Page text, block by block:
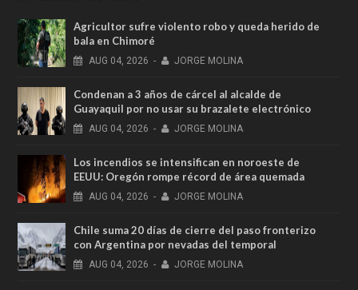
Agricultor sufre violento robo y queda herido de
bala en Chimoré
AUG 04, 2026 - JORGE MOLINA
Condenan a 3 años de cárcel al alcalde de
Guayaquil por no usar su brazalete electrónico
AUG 04, 2026 - JORGE MOLINA
Los incendios se intensifican en noroeste de
EEUU: Oregón rompe récord de área quemada
AUG 04, 2026 - JORGE MOLINA
Chile suma 20 días de cierre del paso fronterizo
con Argentina por nevadas del temporal
AUG 04, 2026 - JORGE MOLINA